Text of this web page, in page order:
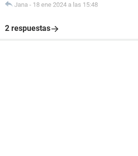
Jana - 18 ene 2024 a las 15:48
2 respuestas